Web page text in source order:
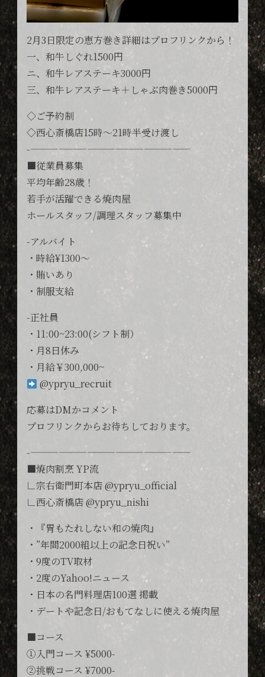
2月3日限定の恵方巻き詳細はプロフリンクから！
一、和牛しぐれ1500円
ニ、和牛レアステーキ3000円
三、和牛レアステーキ＋しゃぶ肉巻き5000円
◇ご予約制
◇西心斎橋店15時〜21時半受け渡し
-—————————————————
■従業員募集
平均年齢28歳！
若手が活躍できる焼肉屋
ホールスタッフ/調理スタッフ募集中
-アルバイト
・時給¥1300〜
・賄いあり
・制服支給
-正社員
・11:00~23:00(シフト制）
・月8日休み
・月給￥300,000~
@ypryu_recruit
応募はDMかコメント
プロフリンクからお待ちしております。
-—————————————————
■焼肉割烹 YP流
∟宗右衛門町本店 @ypryu_official
∟西心斎橋店 @ypryu_nishi
・『胃もたれしない和の焼肉』
・”年間2000組以上の記念日祝い”
・9度のTV取材
・2度のYahoo!ニュース
・日本の名門料理店100選 掲載
・デートや記念日/おもてなしに使える焼肉屋
■コース
①入門コース ¥5000-
②挑戦コース ¥7000-